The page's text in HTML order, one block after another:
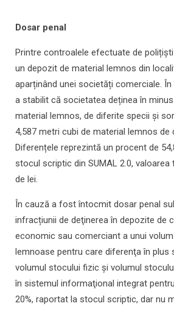
Dosar penal
Printre controalele efectuate de
un depozit de material lemnos din
aparținând unei societăți comerciale.
a stabilit că societatea deținea în
material lemnos, de diferite specii și
4,587 metri cubi de material lemnos de
Diferențele reprezintă un procent de
stocul scriptic din SUMAL 2.0, valoarea
de lei.
În cauză a fost întocmit dosar penal
infracțiunii de deţinerea în depozite de
economic sau comerciant a unui
lemnoase pentru care diferenţa în plus
volumul stocului fizic şi volumul
în sistemul informaţional integrat
20%, raportat la stocul scriptic, dar nu